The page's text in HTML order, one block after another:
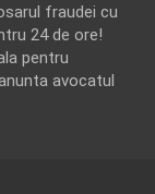
fraudei cu
24 de ore!
pentru
avocatul